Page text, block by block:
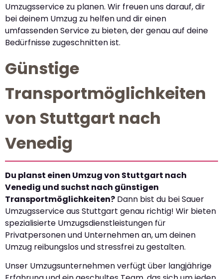
Umzugsservice zu planen. Wir freuen uns darauf, dir
bei deinem Umzug zu helfen und dir einen
umfassenden Service zu bieten, der genau auf deine
Bedürfnisse zugeschnitten ist.
Günstige
Transportmöglichkeiten
von Stuttgart nach
Venedig
Du planst einen Umzug von Stuttgart nach
Venedig und suchst nach günstigen
Transportmöglichkeiten? Dann bist du bei Sauer
Umzugsservice aus Stuttgart genau richtig! Wir bieten
spezialisierte Umzugsdienstleistungen für
Privatpersonen und Unternehmen an, um deinen
Umzug reibungslos und stressfrei zu gestalten.
Unser Umzugsunternehmen verfügt über langjährige